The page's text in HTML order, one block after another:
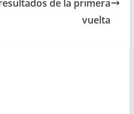
de la primera
vuelta